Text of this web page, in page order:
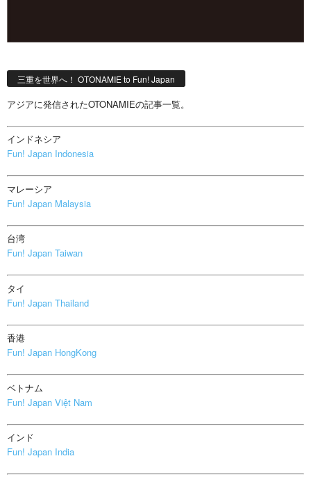
三重を世界へ！ OTONAMIE to Fun! Japan
アジアに発信されたOTONAMIEの記事一覧。
インドネシア
Fun! Japan Indonesia
マレーシア
Fun! Japan Malaysia
台湾
Fun! Japan Taiwan
タイ
Fun! Japan Thailand
香港
Fun! Japan HongKong
ベトナム
Fun! Japan Việt Nam
インド
Fun! Japan India